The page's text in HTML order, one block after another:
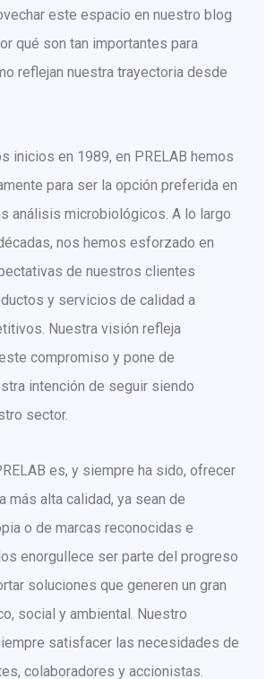
este espacio en nuestro blog
qué son tan importantes para
reflejan nuestra trayectoria desde
inicios en 1989, en PRELAB hemos
para ser la opción preferida en
análisis microbiológicos. A lo largo
nos hemos esforzado en
de nuestros clientes
y servicios de calidad a
Nuestra visión refleja
compromiso y pone de
intención de seguir siendo
sector.
es, y siempre ha sido, ofrecer
más alta calidad, ya sean de
o de marcas reconocidas e
enorgullece ser parte del progreso
soluciones que generen un gran
social y ambiental. Nuestro
satisfacer las necesidades de
colaboradores y accionistas.